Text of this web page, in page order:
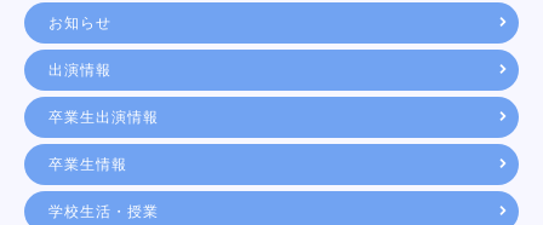
お知らせ
出演情報
卒業生出演情報
卒業生情報
学校生活・授業